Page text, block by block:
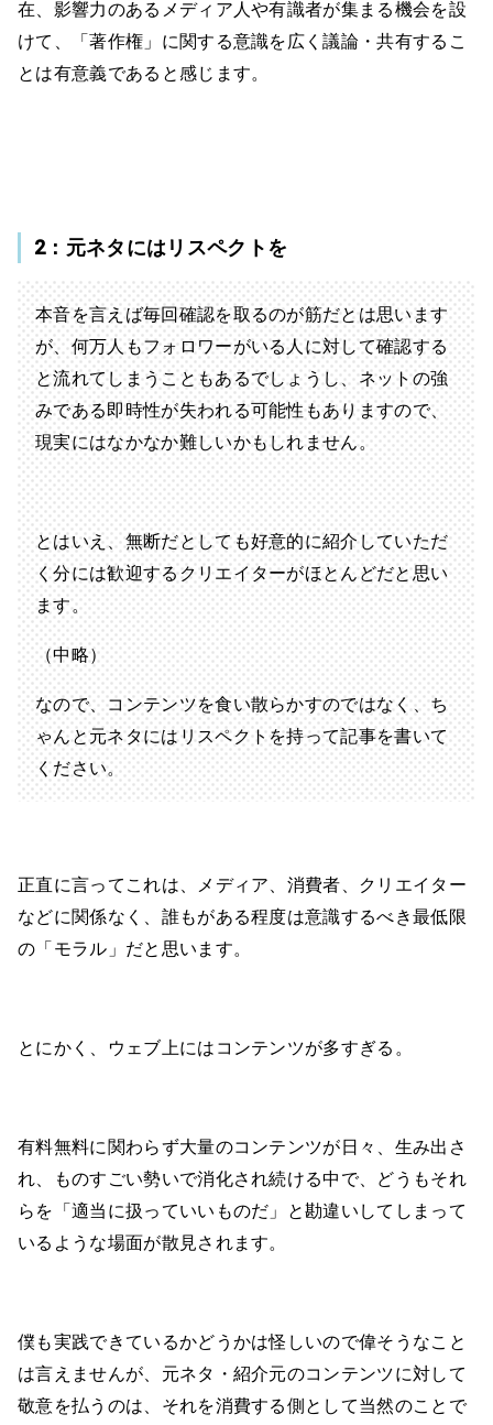
在、影響力のあるメディア人や有識者が集まる機会を設
けて、「著作権」に関する意識を広く議論・共有するこ
とは有意義であると感じます。
2：元ネタにはリスペクトを
本音を言えば毎回確認を取るのが筋だとは思います
が、何万人もフォロワーがいる人に対して確認する
と流れてしまうこともあるでしょうし、ネットの強
みである即時性が失われる可能性もありますので、
現実にはなかなか難しいかもしれません。
とはいえ、無断だとしても好意的に紹介していただ
く分には歓迎するクリエイターがほとんどだと思い
ます。
（中略）
なので、コンテンツを食い散らかすのではなく、ち
ゃんと元ネタにはリスペクトを持って記事を書いて
ください。
正直に言ってこれは、メディア、消費者、クリエイター
などに関係なく、誰もがある程度は意識するべき最低限
の「モラル」だと思います。
とにかく、ウェブ上にはコンテンツが多すぎる。
有料無料に関わらず大量のコンテンツが日々、生み出さ
れ、ものすごい勢いで消化され続ける中で、どうもそれ
らを「適当に扱っていいものだ」と勘違いしてしまって
いるような場面が散見されます。
僕も実践できているかどうかは怪しいので偉そうなこと
は言えませんが、元ネタ・紹介元のコンテンツに対して
敬意を払うのは、それを消費する側として当然のことで